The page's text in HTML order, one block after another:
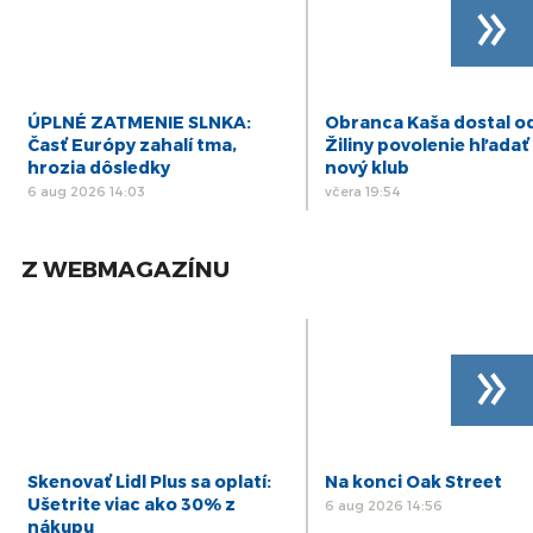
ÚPLNÉ ZATMENIE SLNKA:
Časť Európy zahalí tma,
hrozia dôsledky
6 aug 2026 14:03
Obranca Kaša dostal
Žiliny povolenie hľadať
nový klub
včera 19:54
»
Z WEBMAGAZÍNU
Skenovať Lidl Plus sa oplatí:
Ušetrite viac ako 30% z
nákupu
Na konci Oak Street
6 aug 2026 14:56
»